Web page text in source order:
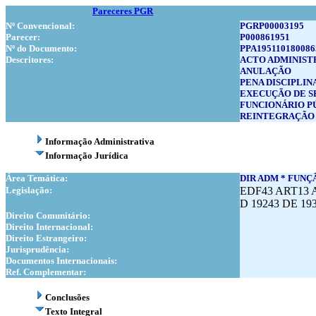
Pareceres PGR
Nº Convencional:
PGRP00003195
Parecer:
P000861951
Nº do Documento:
Descritores:
ACTO
ANULAÇÃO
PENA
EXECUÇÃO DE
FUNCIONÁRIO
REINTEGRAÇÃO
Informação Administrativa
Informação Jurídica
Área Temática:
DIR ADM *
Legislação:
EDF43 ART13
D 19243 DE
Direito Comunitário:
Direito Internacional:
Direito Estrangeiro:
Jurisprudência:
Documentos Internacionais:
Ref. Complementar:
Conclusões
Texto Integral